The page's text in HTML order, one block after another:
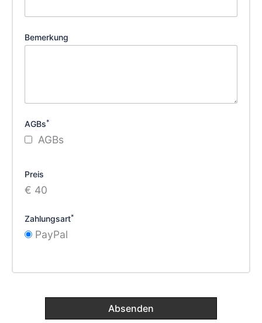
Bemerkung
AGBs*
AGBs
Preis
€ 40
Zahlungsart*
PayPal